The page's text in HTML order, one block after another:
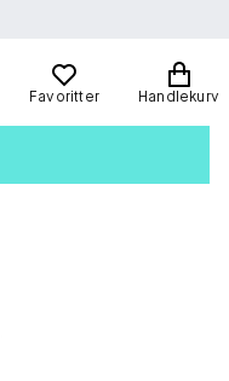
Favoritter Handlekurv